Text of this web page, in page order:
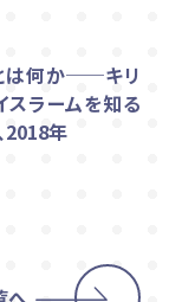
は何か──キリ
スラームを知る
2018年